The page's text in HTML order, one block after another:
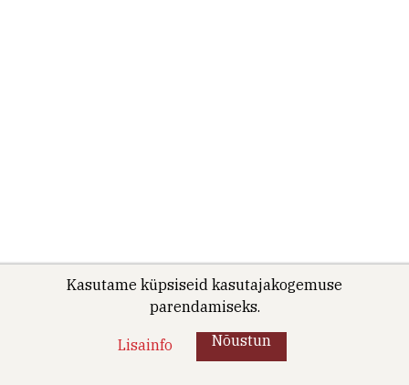
Kasutame küpsiseid kasutajakogemuse
parendamiseks.
Lisainfo Nõustun